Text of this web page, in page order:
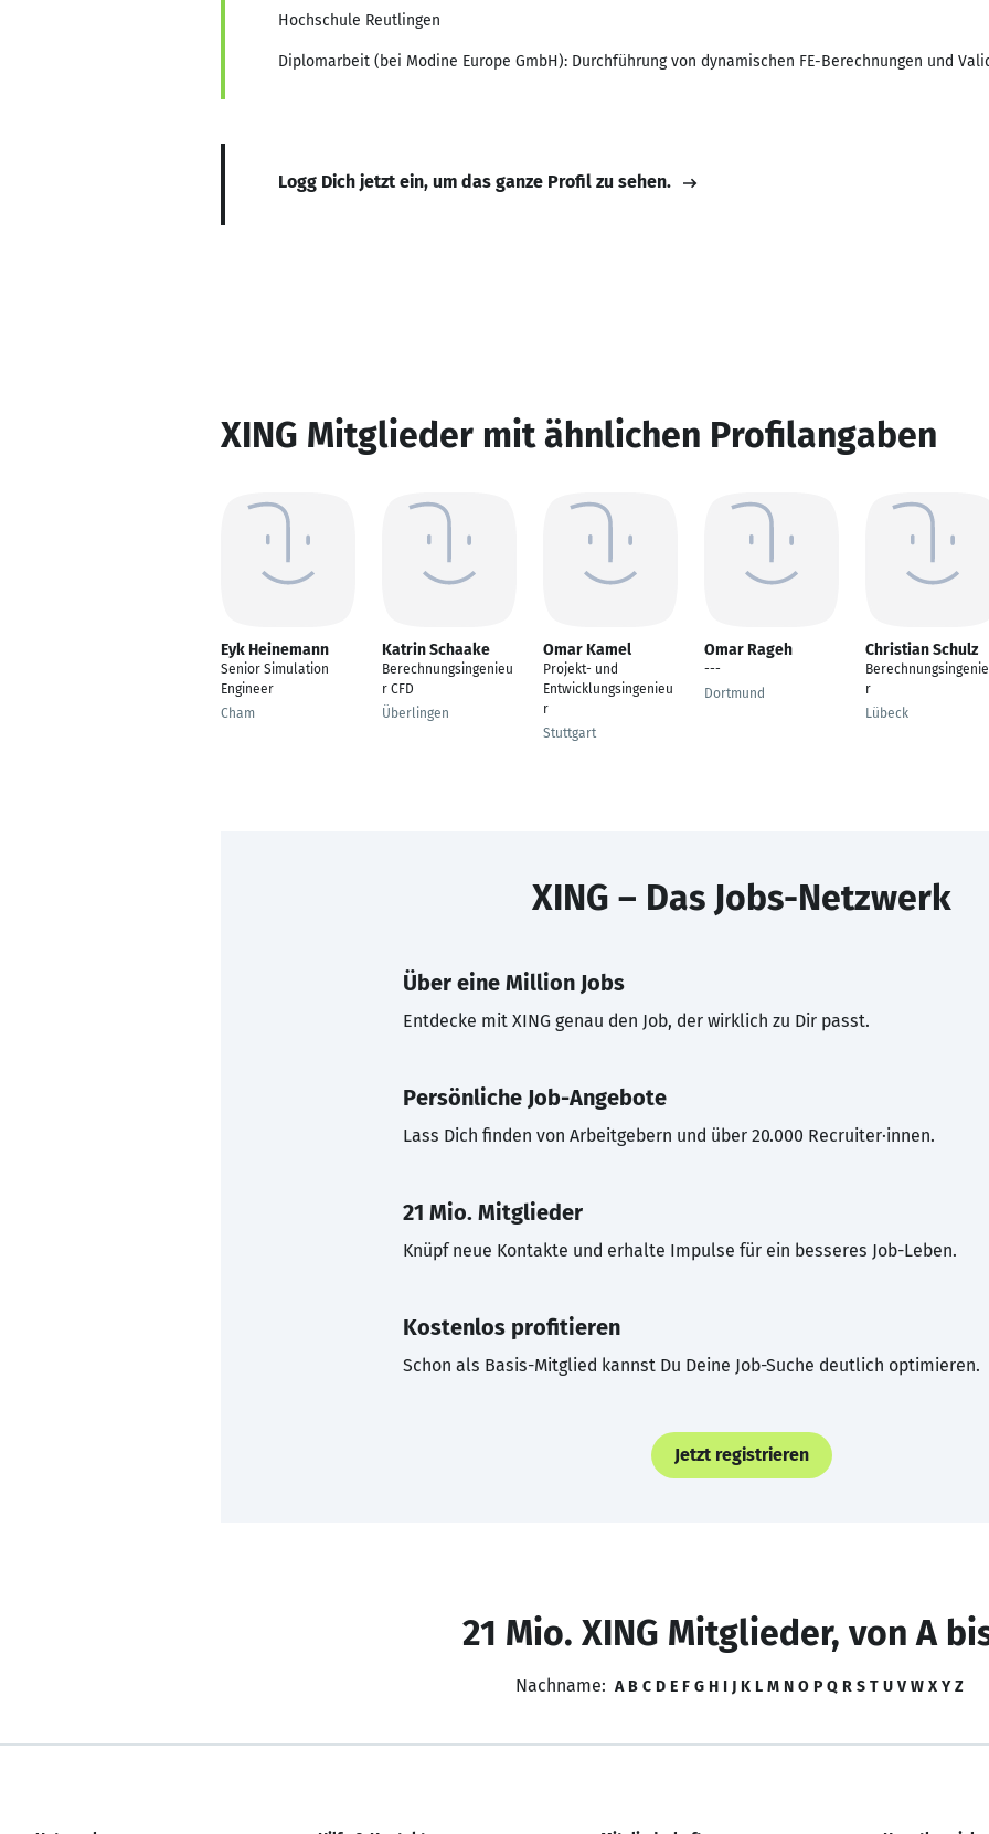
Hochschule Reutlingen
Diplomarbeit (bei Modine Europe GmbH): Durchführung von dynamischen FE-Berechnungen und
Logg Dich jetzt ein, um das ganze Profil zu sehen.
XING Mitglieder mit ähnlichen Profilangaben
Eyk Heinemann
Senior Simulation
Engineer
Cham
Katrin Schaake
Berechnungsingenieu
r CFD
Überlingen
Omar Kamel
Projekt- und
Entwicklungsingenieu
r
Stuttgart
Omar Rageh
---
Dortmund
Christian Schulz
r
Lübeck
XING – Das Jobs-Netzwerk
Über eine Million Jobs
Entdecke mit XING genau den Job, der wirklich zu Dir passt.
Persönliche Job-Angebote
Lass Dich finden von Arbeitgebern und über 20.000 Recruiter·innen.
21 Mio. Mitglieder
Knüpf neue Kontakte und erhalte Impulse für ein besseres Job-Leben.
Kostenlos profitieren
Schon als Basis-Mitglied kannst Du Deine Job-Suche deutlich optimieren.
Jetzt registrieren
21 Mio. XING Mitglieder, von A
Nachname: A B C D E F G H I J K L M N O P Q R S T U V W X Y Z